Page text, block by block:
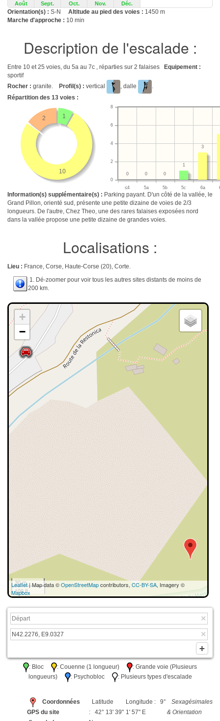
Août
Sept. Oct. Nov. Déc.
Orientation(s) : S-N Altitude au pied des voies : 1450 m
Marche d'approche : 10 min
Description de l'escalade :
Entre 10 et 25 voies, du 5a au 7c , réparties sur 2 falaises
Equipement :
sportif
Rocher : granite. Profil(s) : vertical , dalle
.
Répartition des 13 voies :
1
10
2
≤4 5a 5b 5c 6a
0
2
4
6
8
3
1
0
0
0
Information(s) supplémentaire(s) : Parking payant. D'un côté de la vallée, le
Grand Pillon, orienté sud, présente une petite dizaine de voies de 2/3
longueurs. De l'autre, Chez Theo, une des rares falaises exposées nord
dans la vallée propose une petite dizaine de grandes voies.
Localisations :
Lieu : France, Corse, Haute-Corse (20), Corte.
1. Dé-zoomer pour voir tous les autres sites distants de moins de
200 km.
+
−
30 m
100 ft
Leaflet| Map data ©OpenStreetMapcontributors, CC-BY-SA, Imagery ©
Mapbox
: Bloc : Couenne (1 longueur)
: Grande voie (Plusieurs
longueurs)
: Psychobloc : Plusieurs types d'escalade
Coordonnées
GPS du site
Latitude
: 42° 13' 39"
Longitude : 9°
1' 57" E
Sexagésimales
& Orientation